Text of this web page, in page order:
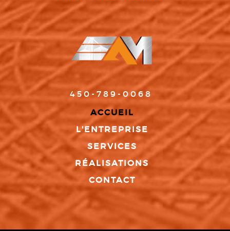
450-789-0068
ACCUEIL
L'ENTREPRISE
SERVICES
RÉALISATIONS
CONTACT